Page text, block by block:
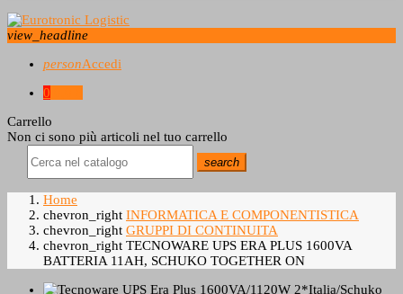
view_headline
personAccedi
0
Carrello
Non ci sono più articoli nel tuo carrello
search
Home
chevron_right INFORMATICA E COMPONENTISTICA
chevron_right GRUPPI DI CONTINUITA
chevron_right TECNOWARE UPS ERA PLUS 1600VA
BATTERIA 11AH, SCHUKO TOGETHER ON